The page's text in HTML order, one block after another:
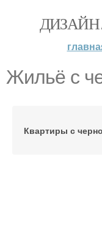
ДИЗАЙН
Жильё с
Квартиры с